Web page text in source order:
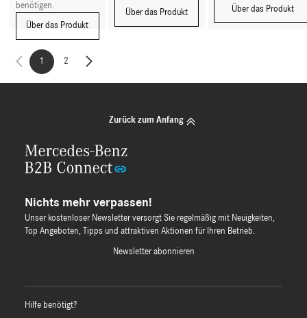
benötigen.
Über das Produkt
Über das Produkt Über das Produkt
1 2
Zurück zum Anfang
Nichts mehr verpassen!
Unser kostenloser Newsletter versorgt Sie regelmäßig mit Neuigkeiten,
Top Angeboten, Tipps und attraktiven Aktionen für Ihren Betrieb.
Newsletter abonnieren
Hilfe benötigt?